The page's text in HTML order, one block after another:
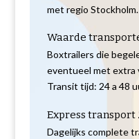
met regio Stockholm.
Waarde
Boxtrailers die
eventueel met extra
Transit tijd: 24 a 48
Express transport
Dagelijks complete